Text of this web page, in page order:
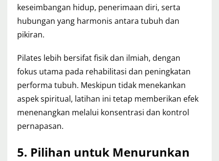
keseimbangan hidup, penerimaan diri, serta
hubungan yang harmonis antara tubuh dan
pikiran.
Pilates lebih bersifat fisik dan ilmiah, dengan
fokus utama pada rehabilitasi dan peningkatan
performa tubuh. Meskipun tidak menekankan
aspek spiritual, latihan ini tetap memberikan efek
menenangkan melalui konsentrasi dan kontrol
pernapasan.
5. Pilihan untuk Menurunkan